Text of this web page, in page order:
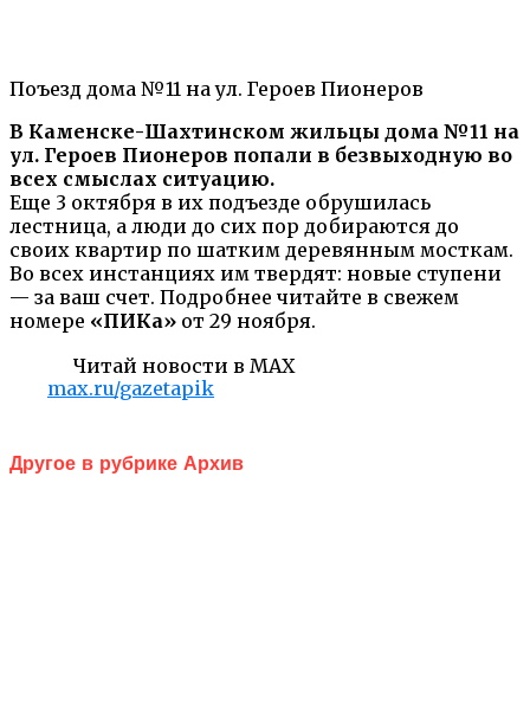
Поъезд дома №11 на ул. Героев Пионеров
В Каменске-Шахтинском жильцы дома №11 на
ул. Героев Пионеров попали в безвыходную во
всех смыслах ситуацию.
Еще 3 октября в их подъезде обрушилась
лестница, а люди до сих пор добираются до
своих квартир по шатким деревянным мосткам.
Во всех инстанциях им твердят: новые ступени
— за ваш счет. Подробнее читайте в свежем
номере «ПИКа» от 29 ноября.
Читай новости в MAX
max.ru/gazetapik
Другое в рубрике Архив